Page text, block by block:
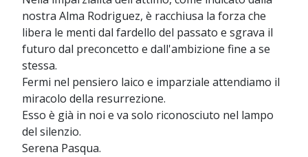
nostra Alma Rodriguez, è racchiusa la forza che
libera le menti dal fardello del passato e sgrava il
futuro dal preconcetto e dall'ambizione fine a se
stessa.
Fermi nel pensiero laico e imparziale attendiamo il
miracolo della resurrezione.
Esso è già in noi e va solo riconosciuto nel lampo
del silenzio.
Serena Pasqua.